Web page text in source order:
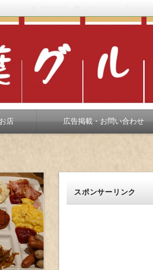
ますが、時々派手にスベります。
店 広告掲載・お問い合わせ
スポンサーリンク